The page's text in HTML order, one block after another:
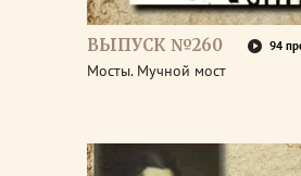
ВЫПУСК №260 94
Мосты. Мучной мост